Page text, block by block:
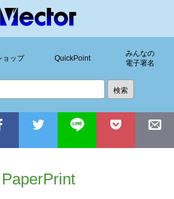
ョップ QuickPoint
みんなの
電子署名
PaperPrint